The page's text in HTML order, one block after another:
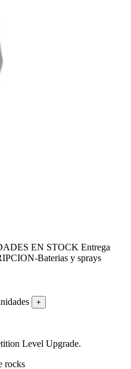
EN STOCK Entrega
Baterias y sprays
+
Level Upgrade.
rocks